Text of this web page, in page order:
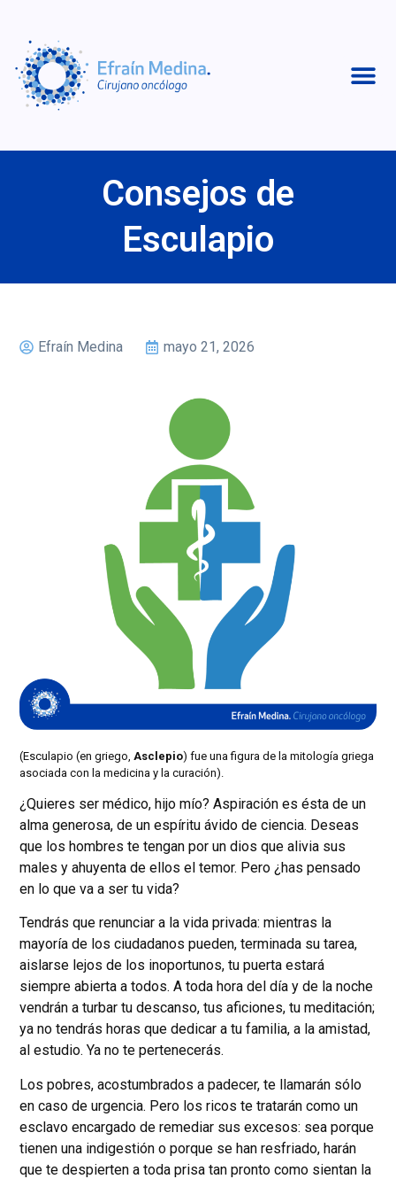
Consejos de
Esculapio
Efraín Medina mayo 21, 2026
(Esculapio (en griego, Asclepio) fue una figura de la mitología griega
asociada con la medicina y la curación).
¿Quieres ser médico, hijo mío? Aspiración es ésta de un
alma generosa, de un espíritu ávido de ciencia. Deseas
que los hombres te tengan por un dios que alivia sus
males y ahuyenta de ellos el temor. Pero ¿has pensado
en lo que va a ser tu vida?
Tendrás que renunciar a la vida privada: mientras la
mayoría de los ciudadanos pueden, terminada su tarea,
aislarse lejos de los inoportunos, tu puerta estará
siempre abierta a todos. A toda hora del día y de la noche
vendrán a turbar tu descanso, tus aficiones, tu meditación;
ya no tendrás horas que dedicar a tu familia, a la amistad,
al estudio. Ya no te pertenecerás.
Los pobres, acostumbrados a padecer, te llamarán sólo
en caso de urgencia. Pero los ricos te tratarán como un
esclavo encargado de remediar sus excesos: sea porque
tienen una indigestión o porque se han resfriado, harán
que te despierten a toda prisa tan pronto como sientan la